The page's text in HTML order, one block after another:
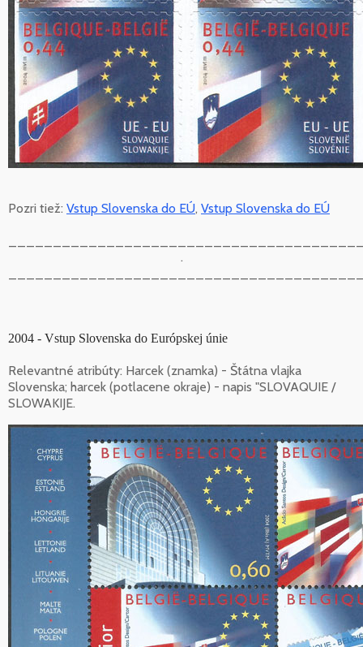
Pozri tiež: Vstup Slovenska do EÚ, Vstup Slovenska do EÚ
.
2004 - Vstup Slovenska do Európskej únie
Relevantné atribúty: Harcek (znamka) - Štátna vlajka
Slovenska; harcek (potlacene okraje) - napis "SLOVAQUIE /
SLOWAKIJE.